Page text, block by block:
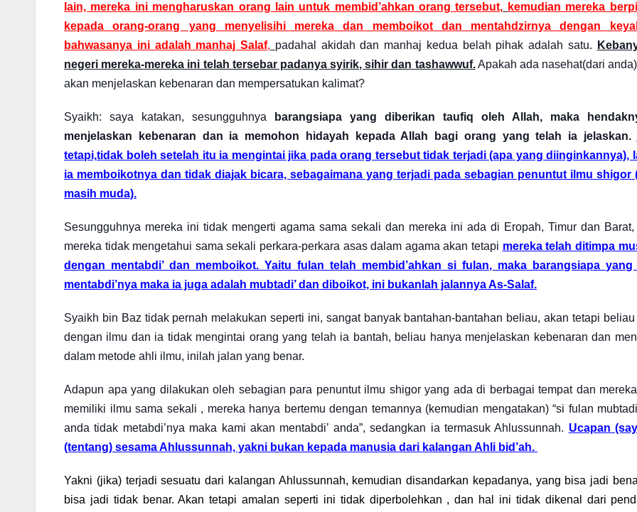
lain, mereka ini mengharuskan orang lain untuk membid’ahkan orang tersebut, kemudian mereka
kepada orang-orang yang menyelisihi mereka dan memboikot dan mentahdzirnya dengan
bahwasanya ini adalah manhaj Salaf, padahal akidah dan manhaj kedua belah pihak adalah satu.
negeri mereka-mereka ini telah tersebar padanya syirik, sihir dan tashawwuf.Apakah ada nasehat(dari
akan menjelaskan kebenaran dan mempersatukan kalimat?
Syaikh: saya katakan, sesungguhnya
barangsiapa yang diberikan taufiq oleh Allah, maka
menjelaskan kebenaran dan ia memohon hidayah kepada Allah bagi orang yang telah ia jelaskan.
tetapi,tidak boleh setelah itu ia mengintai jika pada orang tersebut tidak terjadi (apa yang diinginkannya),
ia memboikotnya dan tidak diajak bicara, sebagaimana yang terjadi pada sebagian penuntut ilmu shigor
masih muda).
Sesungguhnya mereka ini tidak mengerti agama sama sekali dan mereka ini ada di Eropah, Timur dan Barat,
mereka tidak mengetahui sama sekali perkara-perkara asas dalam agama akan tetapi mereka telah ditimpa
dengan mentabdi’ dan memboikot. Yaitu fulan telah membid’ahkan si fulan, maka barangsiapa
mentabdi’nya maka ia juga adalah mubtadi’ dan diboikot, ini bukanlah jalannya As-Salaf.
Syaikh bin Baz tidak pernah melakukan seperti ini, sangat banyak bantahan-bantahan beliau, akan tetapi
dengan ilmu dan ia tidak mengintai orang yang telah ia bantah, beliau hanya menjelaskan kebenaran dan
dalam metode ahli ilmu, inilah jalan yang benar.
Adapun apa yang dilakukan oleh sebagian para penuntut ilmu shigor yang ada di berbagai tempat dan
memiliki ilmu sama sekali , mereka hanya bertemu dengan temannya (kemudian mengatakan) “si fulan
anda tidak metabdi’nya maka kami akan mentabdi’ anda”, sedangkan ia termasuk Ahlussunnah. Ucapan
(tentang) sesama Ahlussunnah, yakni bukan kepada manusia dari kalangan Ahli bid’ah.
Yakni (jika) terjadi sesuatu dari kalangan Ahlussunnah, kemudian disandarkan kepadanya, yang bisa jadi
bisa jadi tidak benar. Akan tetapi amalan seperti ini tidak diperbolehkan , dan hal ini tidak dikenal dari